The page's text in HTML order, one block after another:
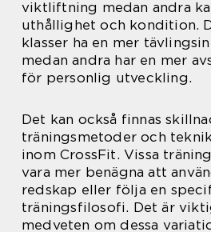
viktliftning medan andra
uthållighet och kondition.
klasser ha en mer
medan andra har en mer
för personlig utveckling.
Det kan också finnas
träningsmetoder och
inom CrossFit. Vissa
vara mer benägna att
redskap eller följa en
träningsfilosofi. Det är
medveten om dessa